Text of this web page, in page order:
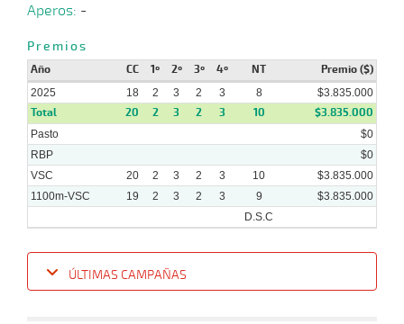
Aperos: -
Premios
Año CC 1º 2º 3º 4º NT Premio ($)
2025 18 2 3 2 3 8 $3.835.000
Total 20 2 3 2 3 10 $3.835.000
Pasto
$0
RBP
$0
VSC
20 2 3 2 3 10
$3.835.000
1100m-VSC
19 2 3 2 3 9
$3.835.000
D.S.C
ÚLTIMAS CAMPAÑAS